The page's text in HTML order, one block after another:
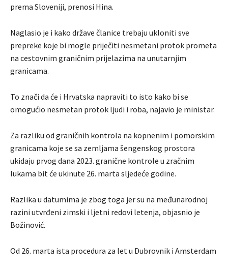
prema Sloveniji, prenosi Hina.
Naglasio je i kako države članice trebaju ukloniti sve
prepreke koje bi mogle priječiti nesmetani protok prometa
na cestovnim graničnim prijelazima na unutarnjim
granicama.
To znači da će i Hrvatska napraviti to isto kako bi se
omogućio nesmetan protok ljudi i roba, najavio je ministar.
Za razliku od graničnih kontrola na kopnenim i pomorskim
granicama koje se sa zemljama šengenskog prostora
ukidaju prvog dana 2023. granične kontrole u zračnim
lukama bit će ukinute 26. marta sljedeće godine.
Razlika u datumima je zbog toga jer su na međunarodnoj
razini utvrđeni zimski i ljetni redovi letenja, objasnio je
Božinović.
Od 26. marta ista procedura za let u Dubrovnik i Amsterdam